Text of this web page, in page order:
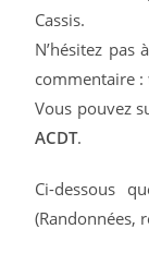
Cassis.
N’hésitez
commentaire :
Vous pouvez
ACDT.
Ci-dessous
(Randonnées,